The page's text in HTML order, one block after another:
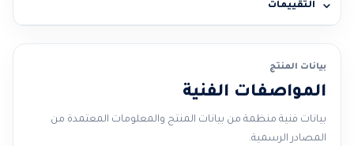
التقييمات
بيانات المنتج
المواصفات الفنية
بيانات فنية منظمة من بيانات المنتج والمعلومات المعتمدة من
المصادر الرسمية.